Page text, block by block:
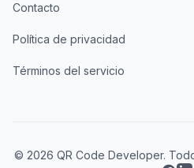
Contacto
Política de privacidad
Términos del servicio
© 2026 QR Code Developer.